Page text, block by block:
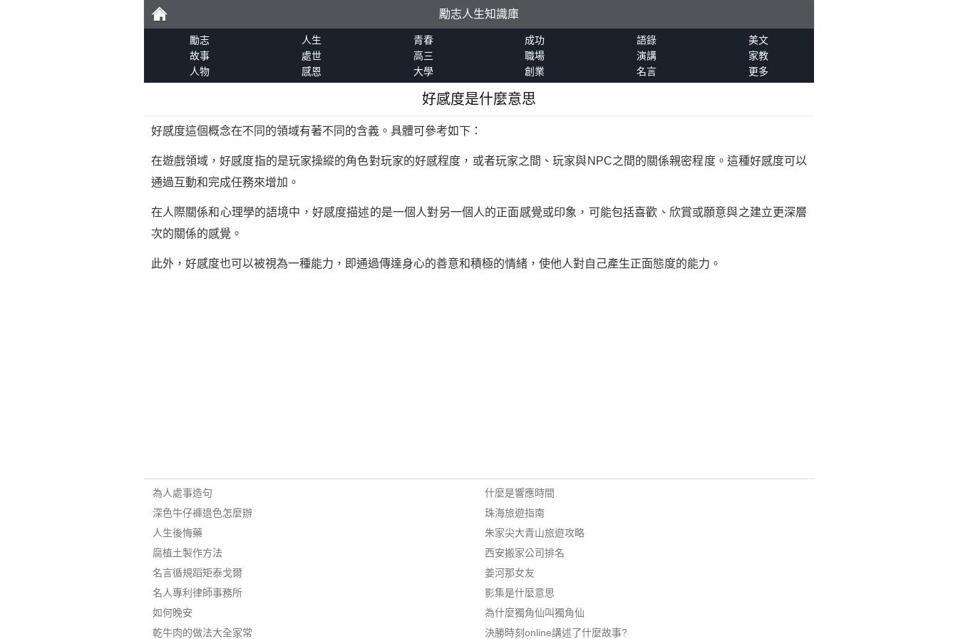
勵
勵志人生知識庫
勵志 人生 青春 成功 語錄
美文
故事
處世 高三 職場 演講
家教
人物
感恩 大學 創業 名言 更多
好感度是什麼意思
好感度這個概念在不同的領域有著不同的含義。具體可參考如下：
在遊戲領域，好感度指的是玩家操縱的角色對玩家的好感程度，或者玩家之間、玩家與NPC之間的關係親密程度。這種好感度可以
通過互動和完成任務來增加。
在人際關係和心理學的語境中，好感度描述的是一個人對另一個人的正面感覺或印象，可能包括喜歡、欣賞或願意與之建立更深層
次的關係的感覺。
此外，好感度也可以被視為一種能力，即通過傳達身心的善意和積極的情緒，使他人對自己產生正面態度的能力。
為人處事造句
深色牛仔褲退色怎麼辦
人生後悔藥
腐植土製作方法
名言循規蹈矩泰戈爾
名人專利律師事務所
如何晚安
乾牛肉的做法大全家常
什麼是響應時間
珠海旅遊指南
朱家尖大青山旅遊攻略
西安搬家公司排名
姜河那女友
影集是什麼意思
為什麼獨角仙叫獨角仙
決勝時刻online講述了什麼故事?